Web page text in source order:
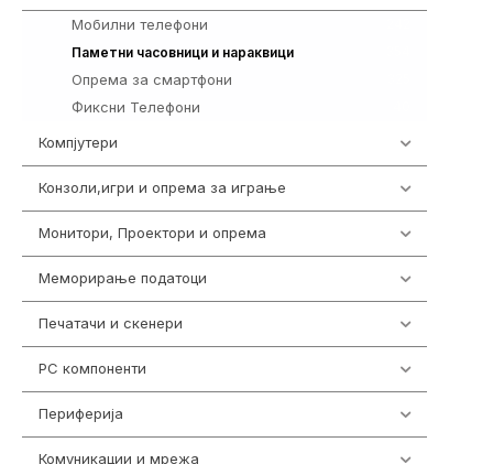
Мобилни телефони
Паметни часовници и нараквици
Опрема за смартфони
Фиксни Телефони
Компјутери
Конзоли,игри и опрема за играње
Монитори, Проектори и опрема
Меморирање податоци
Печатачи и скенери
PC компоненти
Периферија
Комуникации и мрежа